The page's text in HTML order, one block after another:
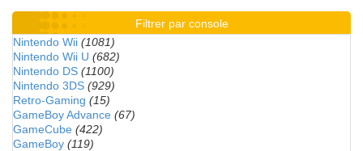
Filtrer par console
Nintendo Wii (1081)
Nintendo Wii U (682)
Nintendo DS (1100)
Nintendo 3DS (929)
Retro-Gaming (15)
GameBoy Advance (67)
GameCube (422)
GameBoy (119)